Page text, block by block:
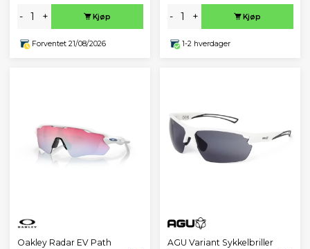
- + Kjøp
Forventet 21/08/2026
- + Kjøp
1-2 hverdager
Oakley Radar EV Path
AGU Variant Sykkelbriller